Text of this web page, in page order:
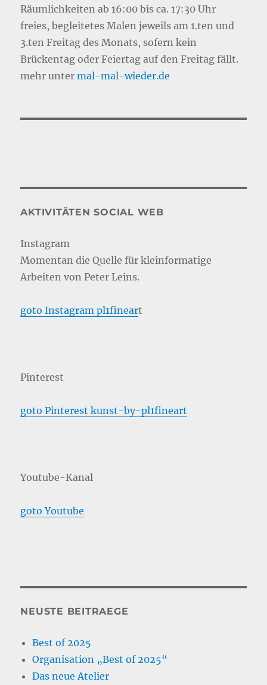
Räumlichkeiten ab 16:00 bis ca. 17:30 Uhr
freies, begleitetes Malen jeweils am 1.ten und
3.ten Freitag des Monats, sofern kein
Brückentag oder Feiertag auf den Freitag fällt.
mehr untermal-mal-wieder.de
AKTIVITÄTEN SOCIAL WEB
Instagram
Momentan die Quelle für kleinformatige
Arbeiten von Peter Leins.
goto Instagram pl1fineart
Pinterest
goto Pinterest kunst-by-pl1fineart
Youtube-Kanal
goto Youtube
NEUSTE BEITRAEGE
Best of 2025
Organisation „Best of 2025“
Das neue Atelier